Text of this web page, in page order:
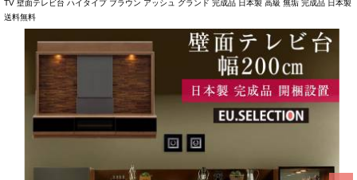
TV 壁面テレビ台 ハイタイプ ブラウン アッシュ グランド 完成品 日本製 高級 無垢 完成品 日本製
送料無料